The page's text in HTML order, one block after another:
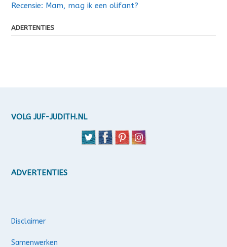
Recensie: Mam, mag ik een olifant?
ADERTENTIES
VOLG JUF-JUDITH.NL
ADVERTENTIES
Disclaimer
Samenwerken